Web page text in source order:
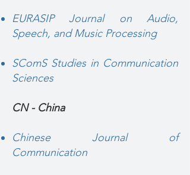
EURASIP Journal on Audio,
Speech, and Music Processing
SComS Studies in Communication
Sciences
CN - China
Chinese Journal of
Communication